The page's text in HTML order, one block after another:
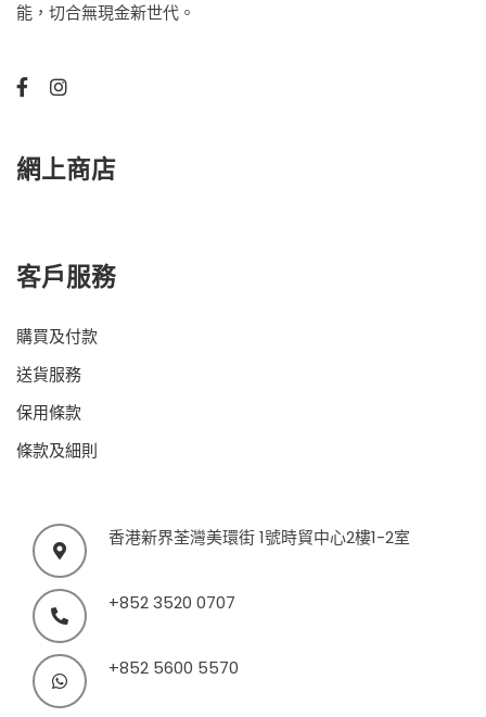
能，切合無現金新世代。
網上商店
客戶服務
購買及付款
送貨服務
保用條款
條款及細則
香港新界荃灣美環街 1號時貿中心2樓1-2室
+852 3520 0707
+852 5600 5570